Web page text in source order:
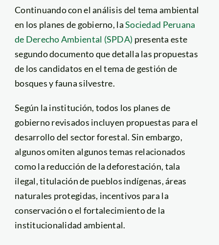
Continuando con el análisis del tema ambiental
en los planes de gobierno, laSociedad Peruana
de Derecho Ambiental (SPDA) presenta este
segundo documento que detalla las propuestas
de los candidatos en el tema de gestión de
bosques y fauna silvestre.
Según la institución, todos los planes de
gobierno revisados incluyen propuestas para el
desarrollo del sector forestal. Sin embargo,
algunos omiten algunos temas relacionados
como la reducción de la deforestación, tala
ilegal, titulación de pueblos indígenas, áreas
naturales protegidas, incentivos para la
conservación o el fortalecimiento de la
institucionalidad ambiental.